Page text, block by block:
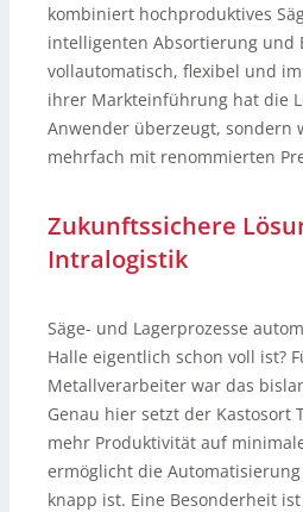
kombiniert hochproduktives
intelligenten Absortierung und
vollautomatisch, flexibel und
ihrer Markteinführung hat die
Anwender überzeugt, sondern
mehrfach mit renommierten
Zukunftssichere
Intralogistik
Säge- und Lagerprozesse
Halle eigentlich schon voll ist?
Metallverarbeiter war das
Genau hier setzt der Kastosort
mehr Produktivität auf
ermöglicht die
knapp ist. Eine Besonderheit